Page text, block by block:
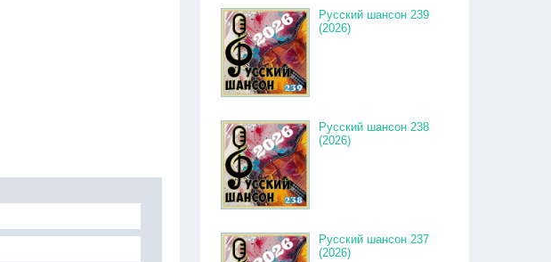
Русский шансон 239
(2026)
Русский шансон 238
(2026)
Русский шансон 237
(2026)